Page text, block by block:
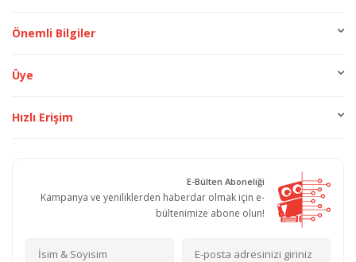
Önemli Bilgiler
Üye
Hızlı Erişim
E-Bülten Aboneliği
Kampanya ve yeniliklerden haberdar olmak için e-
bültenimize abone olun!